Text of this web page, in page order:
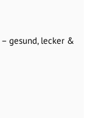
gesund, lecker &